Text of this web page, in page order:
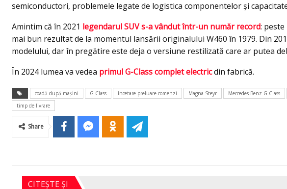
semiconductori, problemele legate de logistica componentelor și
Amintim că în 2021 legendarul SUV s-a vândut într-un număr record: peste
mai bun rezultat de la momentul lansării originalului W460 în 1979. Din
modelului, dar în pregătire este deja o versiune restilizată care ar putea
În 2024 lumea va vedea primul G-Class complet electricdin fabrică.
coadă după maşini G-Class încetare preluare comenzi Magna Steyr Mercedes-Benz G-Class
timp de livrare
Share
CITEȘTE ȘI